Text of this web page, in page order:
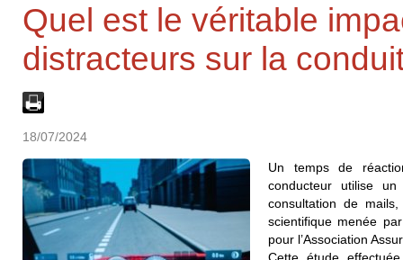
Quel est le véritable
distracteurs sur la
18/07/2024
Un temps de
conducteur utilise
consultation de
scientifique menée
pour l’Association